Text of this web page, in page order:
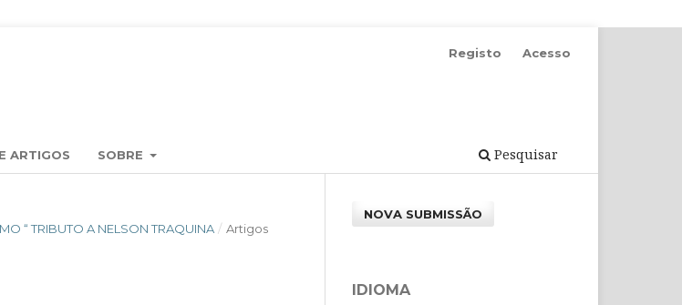
ARTIGOS SOBRE Pesquisar
Registo Acesso
“ TRIBUTO A NELSON TRAQUINA / Artigos
NOVA SUBMISSÃO
IDIOMA